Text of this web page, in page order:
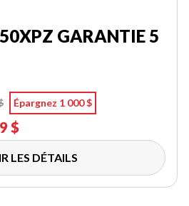
GARANTIE 5
Épargnez 1 000 $
$
LES DÉTAILS